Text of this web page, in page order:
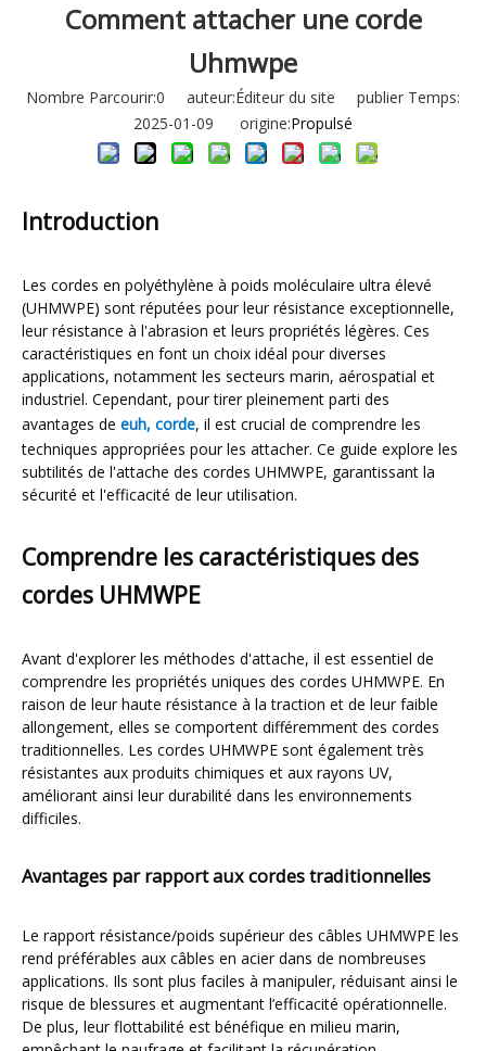
Comment attacher une corde
Uhmwpe
Nombre Parcourir:0 auteur:Éditeur du site publier Temps:
2025-01-09 origine:Propulsé
Introduction
Les cordes en polyéthylène à poids moléculaire ultra élevé
(UHMWPE) sont réputées pour leur résistance exceptionnelle,
leur résistance à l'abrasion et leurs propriétés légères. Ces
caractéristiques en font un choix idéal pour diverses
applications, notamment les secteurs marin, aérospatial et
industriel. Cependant, pour tirer pleinement parti des
avantages de euh, corde, il est crucial de comprendre les
techniques appropriées pour les attacher. Ce guide explore les
subtilités de l'attache des cordes UHMWPE, garantissant la
sécurité et l'efficacité de leur utilisation.
Comprendre les caractéristiques des
cordes UHMWPE
Avant d'explorer les méthodes d'attache, il est essentiel de
comprendre les propriétés uniques des cordes UHMWPE. En
raison de leur haute résistance à la traction et de leur faible
allongement, elles se comportent différemment des cordes
traditionnelles. Les cordes UHMWPE sont également très
résistantes aux produits chimiques et aux rayons UV,
améliorant ainsi leur durabilité dans les environnements
difficiles.
Avantages par rapport aux cordes traditionnelles
Le rapport résistance/poids supérieur des câbles UHMWPE les
rend préférables aux câbles en acier dans de nombreuses
applications. Ils sont plus faciles à manipuler, réduisant ainsi le
risque de blessures et augmentant l’efficacité opérationnelle.
De plus, leur flottabilité est bénéfique en milieu marin,